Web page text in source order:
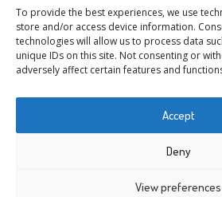
To provide the best experiences, we use
store and/or access device information.
technologies will allow us to process data
unique IDs on this site. Not consenting or
adversely affect certain features and
Accept
Deny
View preferences
Tweets by
Click to accept marketing cookies
content